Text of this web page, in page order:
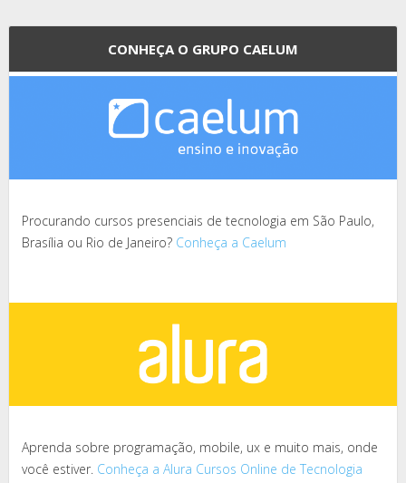
CONHEÇA O GRUPO CAELUM
Procurando cursos presenciais de tecnologia em São Paulo,
Brasília ou Rio de Janeiro? Conheça a Caelum
Aprenda sobre programação, mobile, ux e muito mais, onde
você estiver. Conheça a Alura Cursos Online de Tecnologia